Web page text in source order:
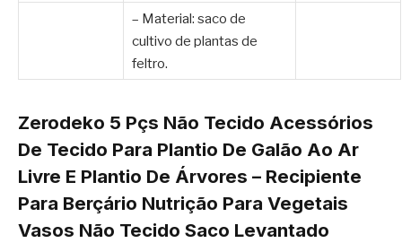
– Material: saco de
cultivo de plantas de
feltro.
Zerodeko 5 Pçs Não Tecido Acessórios
De Tecido Para Plantio De Galão Ao Ar
Livre E Plantio De Árvores – Recipiente
Para Berçário Nutrição Para Vegetais
Vasos Não Tecido Saco Levantado